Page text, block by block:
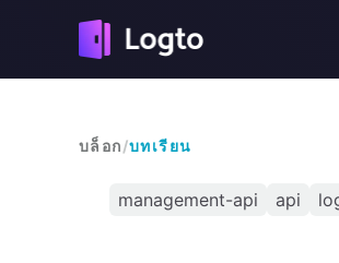
บล็อก/บทเรียน
management-api api